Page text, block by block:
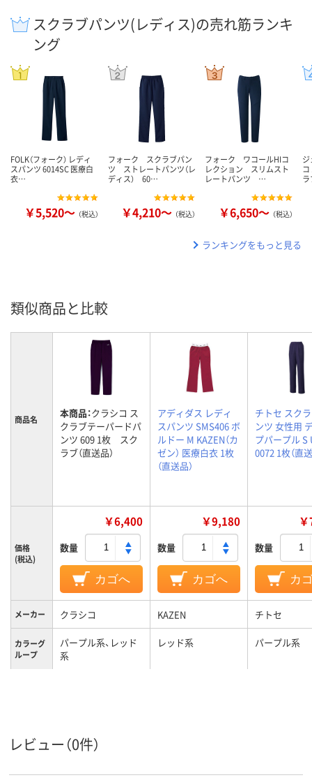
スクラブパンツ(レディス)の売れ筋ランキ
ング
FOLK（フォーク） レディ
スパンツ 6014SC 医療白
衣…
￥5,520～ （税込）
フォーク スクラブパン
ツ ストレートパンツ（レ
ディス） 60…
￥4,210～ （税込）
フォーク ワコールHIコ
レクション スリムスト
レートパンツ …
￥6,650～ （税込）
コ
ランキングをもっと見る
類似商品と比較
商品名 本商品：クラシコ ス
クラブテーパードパ
ンツ 609 1枚 スク
ラブ（直送品）
アディダス レディ
スパンツ SMS406 ボ
ルドー M KAZEN（カ
ゼン） 医療白衣 1枚
（直送品）
チトセ スク
ンツ 女性用
プパープル S
0072 1枚（直
価格
(税込)
￥6,400
数量
カゴへ
￥9,180
数量
カゴへ
数量
カ
メーカー クラシコ KAZEN チトセ
カラーグ
ループ
パープル系、レッド
系
レッド系 パープル系
レビュー（0件）